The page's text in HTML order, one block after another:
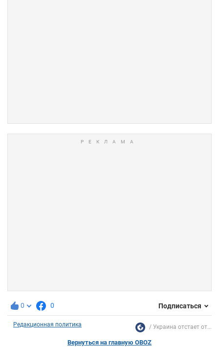
0 0 Подписаться
Редакционная политика Украина отстает от...
Вернуться на главную OBOZ